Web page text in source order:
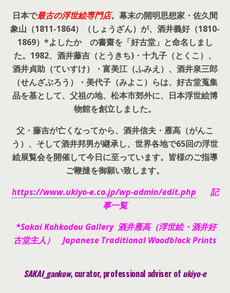
日本で最古の浮世絵専門店。幕末の開明思想家・ 佐久間
象山（1811-1864）（しょうざん）が、酒井義好（1810-
1869）*よしたか の書齋を「好古堂」と命名しまし
た。 1982、酒井藤吉（とうきち)・十九子（とくこ）、
酒井貞助（ていすけ）・富美江（ふみえ）、酒井泉三郎
（せんざぶろう）・美代子（みよこ）らは、好古堂蒐集
品を基として、父祖の地、松本市郊外に、日本浮世絵博
物館を創立しました。
父・藤吉が亡くなってから、酒井信夫・雁高（がんこ
う）、そして酒井邦男が継承し、世界各地で65回の浮世
絵展覧会を開催して今日に至っています。皆様のご指導
ご鞭撻を御願い致します。
https://www.ukiyo-e.co.jp/wp-admin/edit.php 記
事一覧
*Sakai Kohkodou Gallery 酒井雁高（浮世絵・酒井好
古堂主人） Japanese Traditional Woodblock Prints
SAKAI_gankow, curator, professional adviser of ukiyo-e